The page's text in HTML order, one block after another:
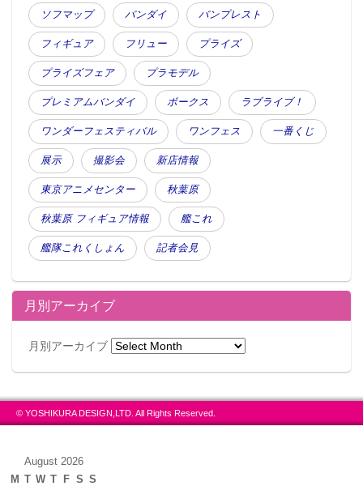
ソフマップ バンダイ バンプレスト
フィギュア フリュー プライズ
プライズフェア プラモデル
プレミアムバンダイ ボークス ラブライブ！
ワンダーフェスティバル ワンフェス 一番くじ
展示 撮影会 新店情報
東京アニメセンター 秋葉原
秋葉原 フィギュア情報 艦これ
艦隊これくしょん 記者会見
月別アーカイブ
月別アーカイブ
© YOSHIKURA DESIGN,LTD. All Rights Reserved.
August 2026
M T W T F S S